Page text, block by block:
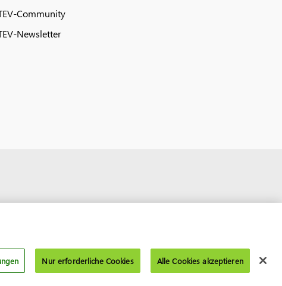
Community
Newsletter
Nur erforderliche Cookies Alle Cookies akzeptieren